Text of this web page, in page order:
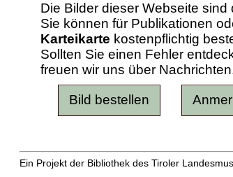
Die Bilder dieser Webseite
Sie können für Publikationen
Karteikarte kostenpflichtig
Sollten Sie einen Fehler
freuen wir uns über
Ein Projekt der Bibliothek des Tiroler